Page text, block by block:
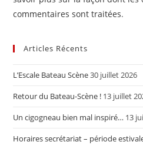
commentaires sont traitées.
Articles Récents
L’Escale Bateau Scène30 juillet 2026
Retour du Bateau-Scène ! 13 juillet
Un cigogneau bien mal inspiré… 13
Horaires secrétariat – période